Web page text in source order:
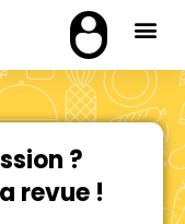
?
revue !